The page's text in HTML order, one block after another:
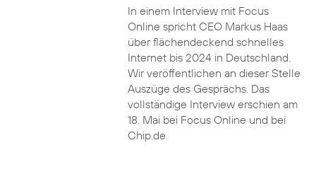
In einem Interview mit Focus
Online spricht CEO Markus Haas
über flächendeckend schnelles
Internet bis 2024 in Deutschland.
Wir veröffentlichen an dieser Stelle
Auszüge des Gesprächs. Das
vollständige Interview erschien am
18. Mai bei Focus Online und bei
Chip.de.